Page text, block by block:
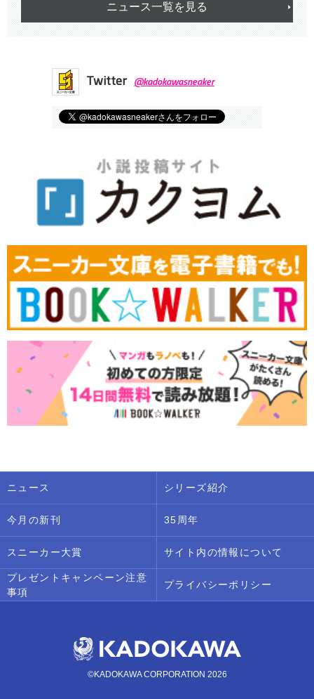
ニュース一覧を見る
Twitter @kadokawasneaker
ニュース シリーズ紹介
今月の新刊 35周年
スニーカー大賞 サイト内の情報について
プレゼントキャンペーン注意
事項
プライバシーポリシー
©KADOKAWA CORPORATION 2026